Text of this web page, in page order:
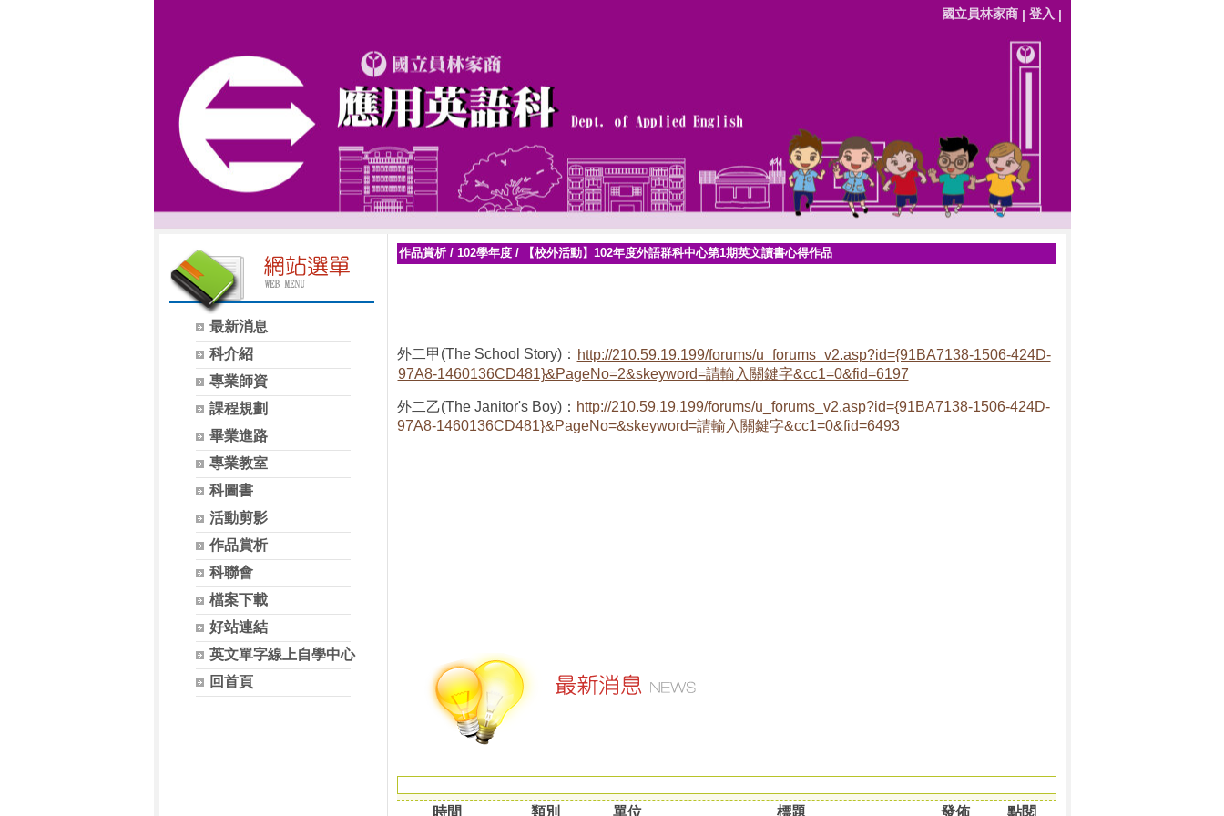
國立員林家商| 登入 |
最新消息
科介紹
專業師資
課程規劃
畢業進路
專業教室
科圖書
活動剪影
作品賞析
科聯會
檔案下載
好站連結
英文單字線上自學中心
回首頁
作品賞析/ 102學年度/ 【校外活動】102年度外語群科中心第1期英文讀書心得作品
外二甲(The School Story)： http://210.59.19.199/forums/u_forums_v2.asp?id={91BA7138-1506-424D-
97A8-1460136CD481}&PageNo=2&skeyword=請輸入關鍵字&cc1=0&fid=6197
外二乙(The Janitor's Boy)： http://210.59.19.199/forums/u_forums_v2.asp?id={91BA7138-1506-424D-
97A8-1460136CD481}&PageNo=&skeyword=請輸入關鍵字&cc1=0&fid=6493
時間 類別 單位 標題 發佈 點閱